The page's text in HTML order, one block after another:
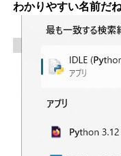
わかりやすい名前だね